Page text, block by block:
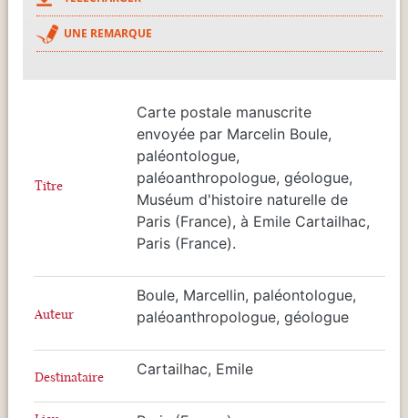
UNE REMARQUE
Titre
Carte postale manuscrite
envoyée par Marcelin Boule,
paléontologue,
paléoanthropologue, géologue,
Muséum d'histoire naturelle de
Paris (France), à Emile Cartailhac,
Paris (France).
Auteur
Boule, Marcellin, paléontologue,
paléoanthropologue, géologue
Destinataire Cartailhac, Emile